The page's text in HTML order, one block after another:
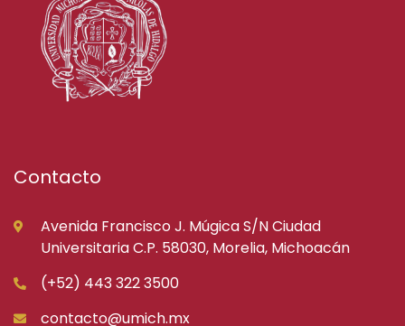
Contacto
Avenida Francisco J. Múgica S/N Ciudad
Universitaria C.P. 58030, Morelia, Michoacán
(+52) 443 322 3500
contacto@umich.mx